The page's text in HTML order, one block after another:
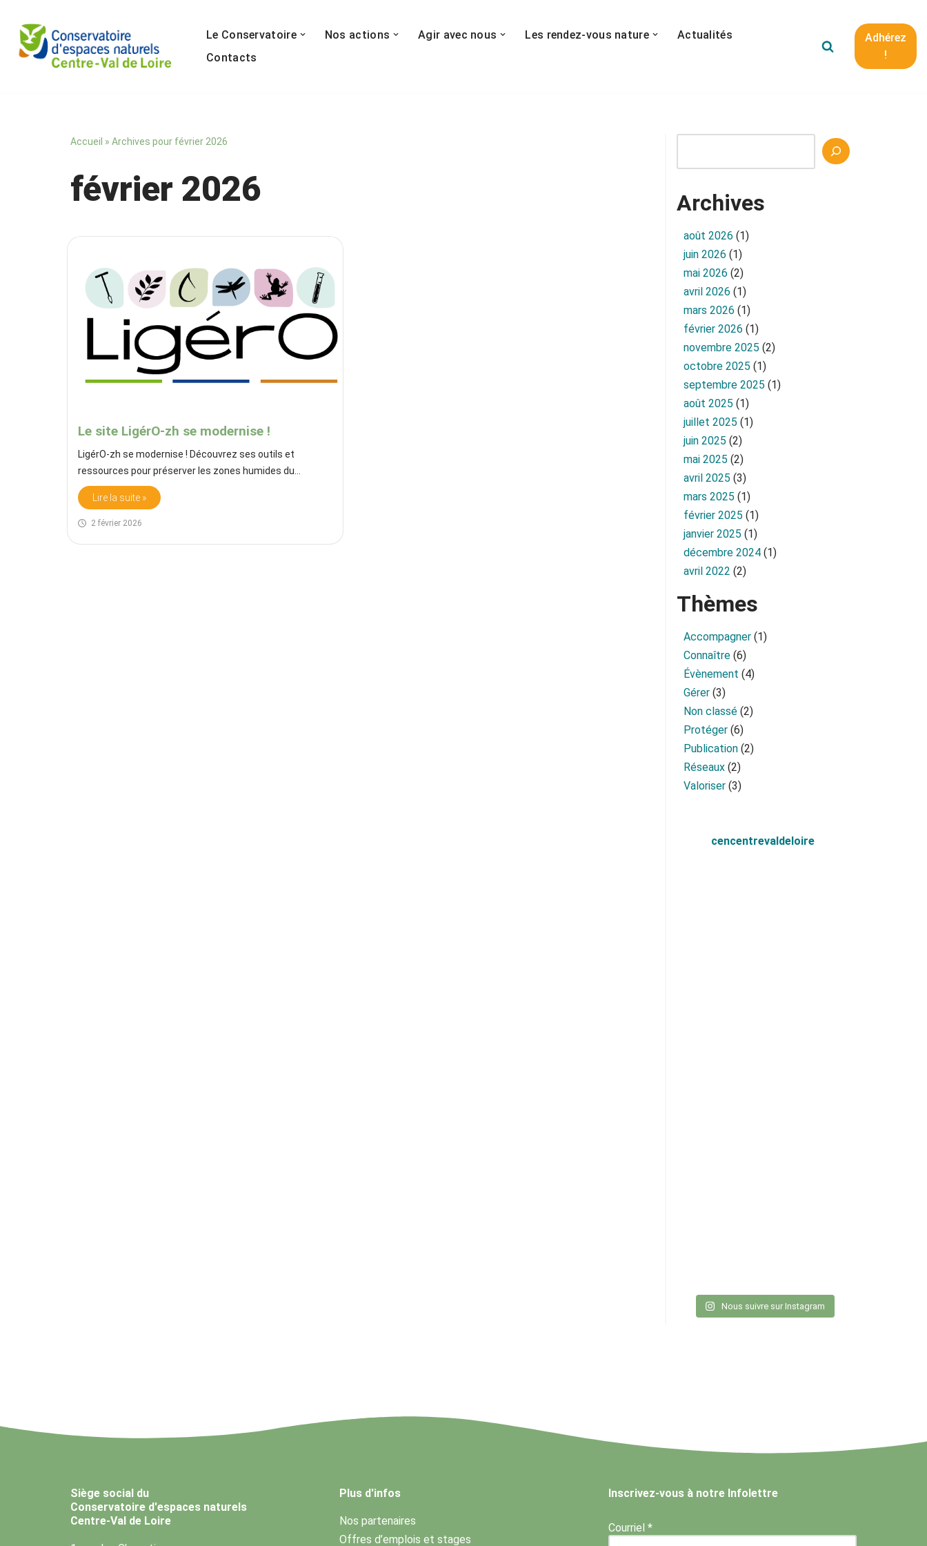
Aller
au
Le Conservatoire Nos actions Agir avec nous Les rendez-vous nature
Actualités
Contacts
Adhérez
!
Accueil » Archives pour février 2026
février 2026
Le site LigérO-zh se modernise !
2 février 2026
LigérO-zh se modernise ! Découvrez ses outils et
ressources pour préserver les zones humides du…
Lire la suite »
Archives
août 2026 (1)
juin 2026 (1)
mai 2026 (2)
avril 2026 (1)
mars 2026 (1)
février 2026 (1)
novembre 2025 (2)
octobre 2025 (1)
septembre 2025 (1)
août 2025 (1)
juillet 2025 (1)
juin 2025 (2)
mai 2025 (2)
avril 2025 (3)
mars 2025 (1)
février 2025 (1)
janvier 2025 (1)
décembre 2024 (1)
avril 2022 (2)
Thèmes
Accompagner (1)
Connaître (6)
Évènement (4)
Gérer (3)
Non classé (2)
Protéger (6)
Publication (2)
Réseaux (2)
Valoriser (3)
cencentrevaldeloire
Nous suivre sur Instagram
Siège social du
Conservatoire d'espaces naturels
Centre-Val de Loire
Plus d'infos
Nos partenaires
Offres d’emplois et stages
Inscrivez-vous à notre Infolettre
Courriel *